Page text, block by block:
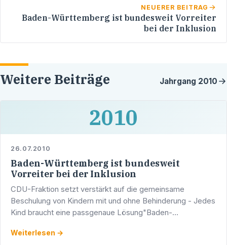
NEUERER BEITRAG
Baden-Württemberg ist bundesweit Vorreiter
bei der Inklusion
Weitere Beiträge Jahrgang 2010
2010
26.07.2010
Baden-Württemberg ist bundesweit
Vorreiter bei der Inklusion
CDU-Fraktion setzt verstärkt auf die gemeinsame
Beschulung von Kindern mit und ohne Behinderung - Jedes
Kind braucht eine passgenaue Lösung"Baden-
von behinderten und …
Weiterlesen →